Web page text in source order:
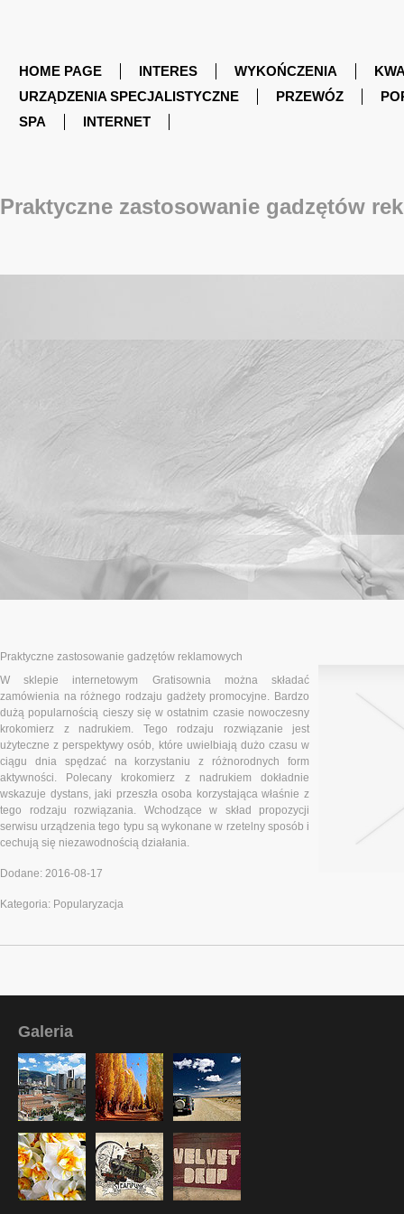
HOME PAGE INTERES WYKOŃCZENIA
URZĄDZENIA SPECJALISTYCZNE
PRZEWÓZ
SPA
INTERNET
Praktyczne zastosowanie gadzętów
Praktyczne zastosowanie gadzętów reklamowych
W sklepie internetowym Gratisownia można składać
zamówienia na różnego rodzaju gadżety promocyjne. Bardzo
dużą popularnością cieszy się w ostatnim czasie nowoczesny
krokomierz z nadrukiem. Tego rodzaju rozwiązanie jest
użyteczne z perspektywy osób, które uwielbiają dużo czasu w
ciągu dnia spędzać na korzystaniu z różnorodnych form
aktywności. Polecany krokomierz z nadrukiem dokładnie
wskazuje dystans, jaki przeszła osoba korzystająca właśnie z
tego rodzaju rozwiązania. Wchodzące w skład propozycji
serwisu urządzenia tego typu są wykonane w rzetelny sposób i
cechują się niezawodnością działania.
Dodane: 2016-08-17
Kategoria: Popularyzacja
Galeria